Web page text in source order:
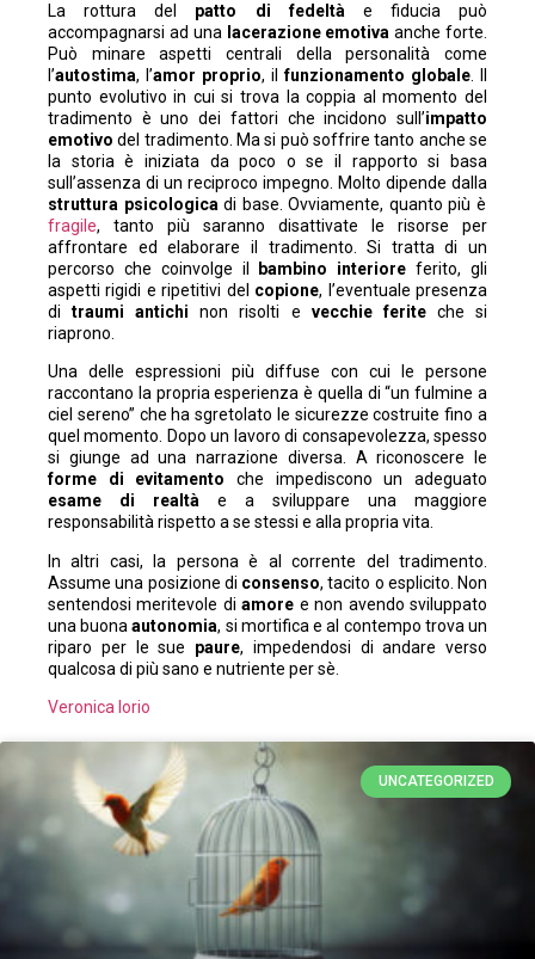
La rottura del patto di fedeltà e fiducia può
accompagnarsi ad una lacerazione emotiva anche forte.
Può minare aspetti centrali della personalità come
l’autostima, l’amor proprio, ilfunzionamento globale
punto evolutivo in cui si trova la coppia al momento del
tradimento è uno dei fattori che incidono sull’impatto
emotivo del tradimento. Ma si può soffrire tanto anche se
la storia è iniziata da poco o se il rapporto si basa
sull’assenza di un reciproco impegno. Molto dipende dalla
struttura psicologica di base. Ovviamente, quanto più è
fragile, tanto più saranno disattivate le risorse per
affrontare ed elaborare il tradimento. Si tratta di un
percorso che coinvolge il
bambino interioreferito, gli
aspetti rigidi e ripetitivi del copione, l’eventuale presenza
ditraumi antichinon risolti e vecchie ferite che si
riaprono.
Una delle espressioni più diffuse con cui le persone
raccontano la propria esperienza è quella di “un fulmine a
ciel sereno” che ha sgretolato le sicurezze costruite fino a
quel momento. Dopo un lavoro di consapevolezza, spesso
si giunge ad una narrazione diversa. A riconoscere le
forme di evitamento che impediscono un adeguato
esame di realtà e a sviluppare una maggiore
responsabilità rispetto a se stessi e alla propria vita.
In altri casi, la persona è al corrente del tradimento.
Assume una posizione di consenso, tacito o esplicito. Non
sentendosi meritevole diamore e non avendo sviluppato
una buona autonomia, si mortifica e al contempo trova un
riparo per le sue paure, impedendosi di andare verso
qualcosa di più sano e nutriente per sè.
Veronica Iorio
UNCATEGORIZED